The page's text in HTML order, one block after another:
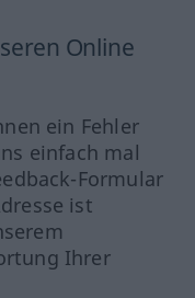
Online
ein Fehler
einfach mal
Formular
ist
Ihrer